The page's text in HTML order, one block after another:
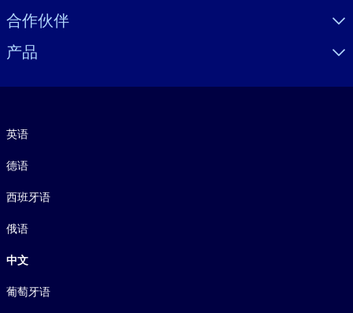
合作伙伴
产品
英语
德语
西班牙语
俄语
中文
葡萄牙语